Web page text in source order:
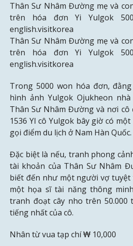
Thân Sư Nhâm Đường mẹ và
trên hóa đơn Yi Yulgok
english.visitkorea
Thân Sư Nhâm Đường mẹ và
trên hóa đơn Yi Yulgok
english.visitkorea
Trong 5000 won hóa đơn,
hình ảnh Yulgok Ojukheon
Thân Sư Nhâm Đường và nơi cô
1536 YI cô Yulgok bây giờ có
gọi điểm du lịch ở Nam Hàn Quốc.
Đặc biệt là nếu, tranh phong
tài khoản của Thân Sư Nhâm
biết đến như một người vợ tuyệt
một họa sĩ tài năng thông
tranh đoạt cây nho trên 50.000
tiếng nhất của cô.
Nhân từ vua tạp chí ₩ 10,000